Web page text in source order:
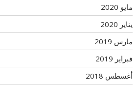
مايو 2020
يناير 2020
مارس 2019
فبراير 2019
أغسطس 2018